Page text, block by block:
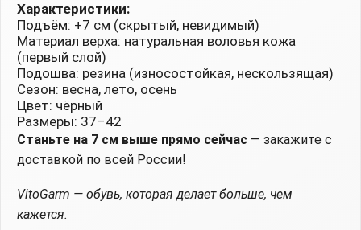
Характеристики:
Подъём: +7 см (скрытый, невидимый)
Материал верха: натуральная воловья кожа
(первый слой)
Подошва: резина (износостойкая, нескользящая)
Сезон: весна, лето, осень
Цвет: чёрный
Размеры: 37–42
Станьте на 7 см выше прямо сейчас — закажите с
доставкой по всей России!
VitoGarm — обувь, которая делает больше, чем
кажется.